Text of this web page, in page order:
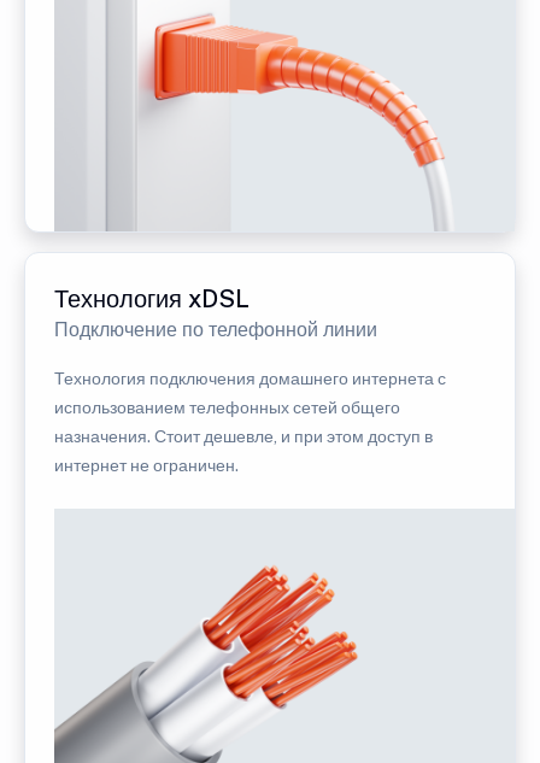
Технология xDSL
Подключение по телефонной линии
Технология подключения домашнего интернета с
использованием телефонных сетей общего
назначения. Стоит дешевле, и при этом доступ в
интернет не ограничен.